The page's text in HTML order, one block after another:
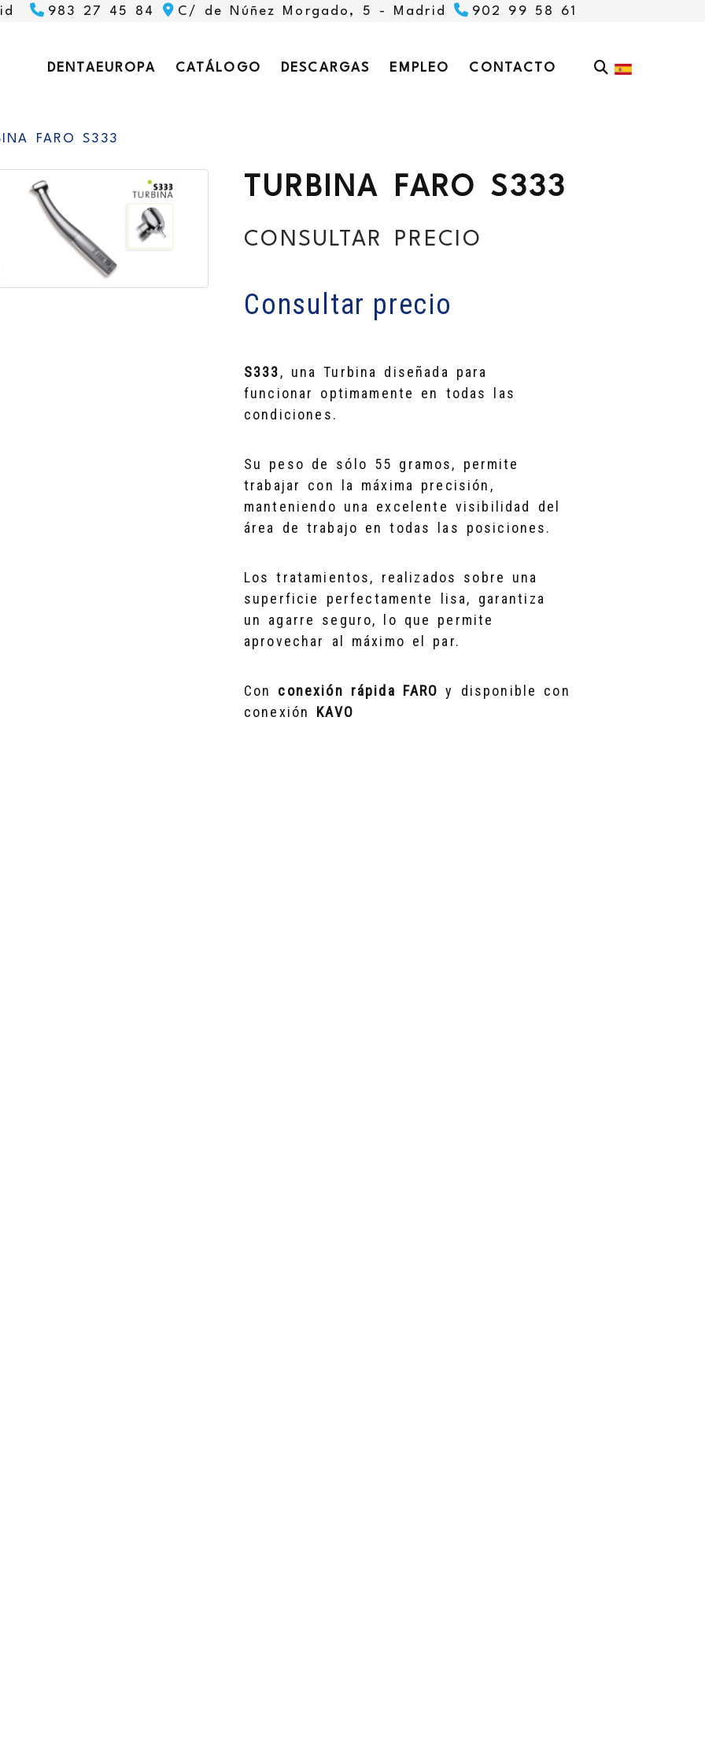
983 27 45 84 C/ de Núñez Morgado, 5 - Madrid 902 99 58 61
DENTAEUROPA CATÁLOGO DESCARGAS EMPLEO CONTACTO
FARO S333
TURBINA FARO S333
CONSULTAR PRECIO
Consultar precio
S333, una Turbina diseñada para
funcionar optimamente en todas las
condiciones.
Su peso de sólo 55 gramos, permite
trabajar con la máxima precisión,
manteniendo una excelente visibilidad del
área de trabajo en todas las posiciones.
Los tratamientos, realizados sobre una
superficie perfectamente lisa, garantiza
un agarre seguro, lo que permite
aprovechar al máximo el par.
Con conexión rápida FARO y disponible con
conexión KAVO